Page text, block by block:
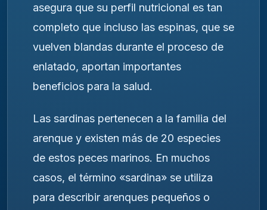
asegura que su perfil nutricional es tan
completo que incluso las espinas, que se
vuelven blandas durante el proceso de
enlatado, aportan importantes
beneficios para la salud.
Las sardinas pertenecen a la familia del
arenque y existen más de 20 especies
de estos peces marinos. En muchos
casos, el término «sardina» se utiliza
para describir arenques pequeños o